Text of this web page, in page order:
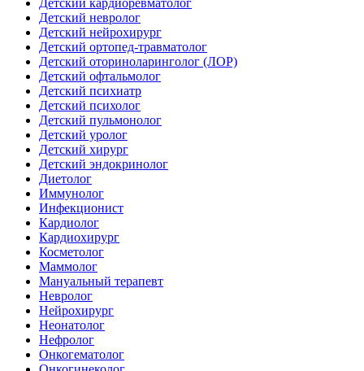
Детский кардиоревматолог
Детский невролог
Детский нейрохирург
Детский ортопед-травматолог
Детский оториноларинголог (ЛОР)
Детский офтальмолог
Детский психиатр
Детский психолог
Детский пульмонолог
Детский уролог
Детский хирург
Детский эндокринолог
Диетолог
Иммунолог
Инфекционист
Кардиолог
Кардиохирург
Косметолог
Маммолог
Мануальный терапевт
Невролог
Нейрохирург
Неонатолог
Нефролог
Онкогематолог